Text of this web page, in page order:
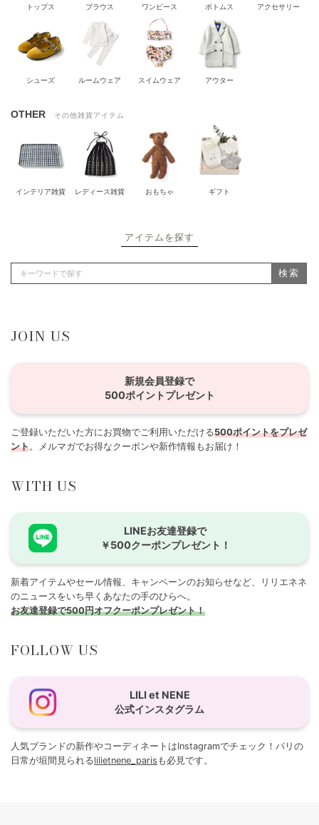
トップス ブラウス ワンピース ボトムス アクセサリー
シューズ ルームウェア スイムウェア アウター
OTHER その他雑貨アイテム
インテリア雑貨 レディース雑貨 おもちゃ ギフト
アイテムを探す
検索
JOIN US
新規会員登録で
500ポイントプレゼント
ご登録いただいた方にお買物でご利用いただける500ポイントをプレゼ
ント。メルマガでお得なクーポンや新作情報もお届け！
WITH US
LINEお友達登録で
￥500クーポンプレゼント！
新着アイテムやセール情報、キャンペーンのお知らせなど、リリエネネ
のニュースをいち早くあなたの手のひらへ。
お友達登録で500円オフクーポンプレゼント！
FOLLOW US
LILI et NENE
公式インスタグラム
人気ブランドの新作やコーディネートはInstagramでチェック！パリの
日常が垣間見られるlilietnene_paris も必見です。